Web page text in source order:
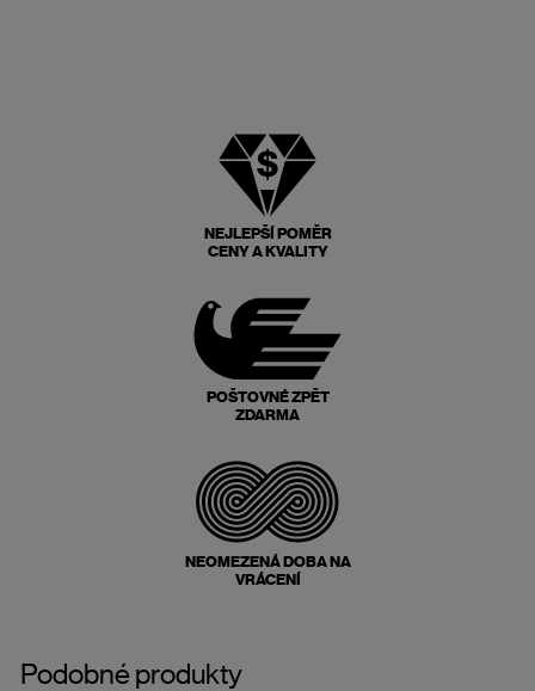
NEJLEPŠÍ POMĚR
CENY A KVALITY
POŠTOVNÉ ZPĚT
ZDARMA
NEOMEZENÁ DOBA NA
VRÁCENÍ
Podobné produkty